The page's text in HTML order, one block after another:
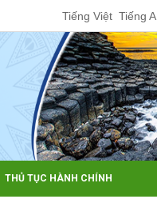
Tiếng Việt Tiếng
THỦ TỤC HÀNH CHÍNH